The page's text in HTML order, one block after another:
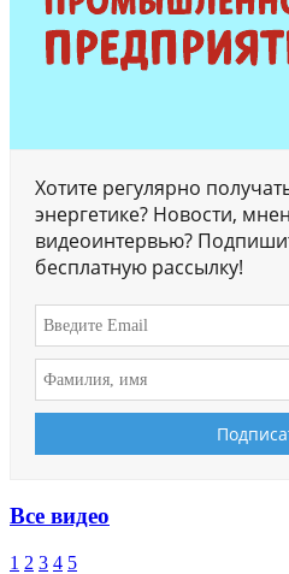
Хотите регулярно
энергетике? Новости,
видеоинтервью?
бесплатную рассылку!
Все видео
1 2 3 4 5